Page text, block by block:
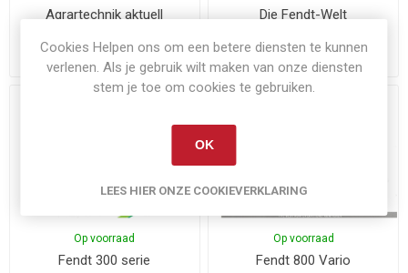
Agrartechnik aktuell
€5,00 Exclusief verzenden
Die Fendt-Welt
€8,00 Exclusief verzenden
Op voorraad
Fendt 300 serie
Op voorraad
Fendt 800 Vario
Cookies Helpen ons om een betere diensten te kunnen
verlenen. Als je gebruik wilt maken van onze diensten
stem je toe om cookies te gebruiken.
OK
LEES HIER ONZE COOKIEVERKLARING